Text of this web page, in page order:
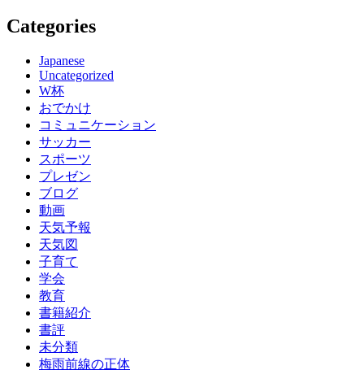
Categories
Japanese
Uncategorized
W杯
おでかけ
コミュニケーション
サッカー
スポーツ
プレゼン
ブログ
動画
天気予報
天気図
子育て
学会
教育
書籍紹介
書評
未分類
梅雨前線の正体